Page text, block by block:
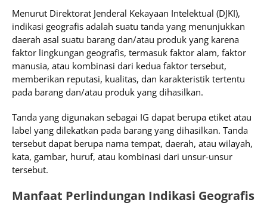
Menurut Direktorat Jenderal Kekayaan Intelektual (DJKI),
indikasi geografis adalah suatu tanda yang menunjukkan
daerah asal suatu barang dan/atau produk yang karena
faktor lingkungan geografis, termasuk faktor alam, faktor
manusia, atau kombinasi dari kedua faktor tersebut,
memberikan reputasi, kualitas, dan karakteristik tertentu
pada barang dan/atau produk yang dihasilkan.
Tanda yang digunakan sebagai IG dapat berupa etiket atau
label yang dilekatkan pada barang yang dihasilkan. Tanda
tersebut dapat berupa nama tempat, daerah, atau wilayah,
kata, gambar, huruf, atau kombinasi dari unsur-unsur
tersebut.
Manfaat Perlindungan Indikasi Geografis